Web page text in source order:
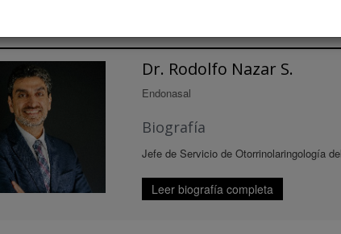
Dr. Rodolfo Nazar S.
Endonasal
Biografía
Jefe de Servicio de Otorrinolaringología
Leer biografía completa